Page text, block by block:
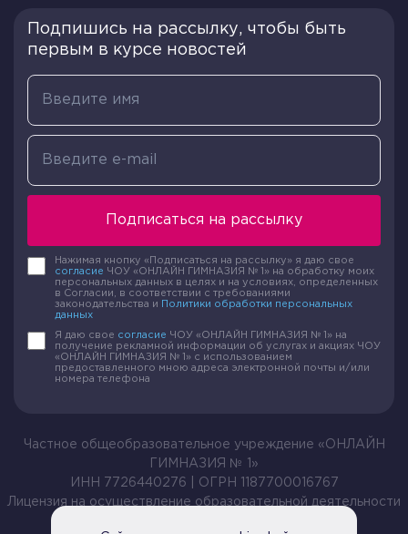
Подпишись на рассылку, чтобы быть
первым в курсе новостей
Подписаться на рассылку
Нажимая кнопку «Подписаться на рассылку» я даю свое
согласие ЧОУ «ОНЛАЙН ГИМНАЗИЯ № 1» на обработку моих
персональных данных в целях и на условиях, определенных
в Согласии, в соответствии с требованиями
законодательства и
Политики обработки персональных
данных
Я даю свое согласие ЧОУ «ОНЛАЙН ГИМНАЗИЯ № 1» на
получение рекламной информации об услугах и акциях ЧОУ
«ОНЛАЙН ГИМНАЗИЯ № 1» с использованием
предоставленного мною адреса электронной почты и/или
номера телефона
Частное общеобразовательное учреждение «ОНЛАЙН
ГИМНАЗИЯ № 1»
ИНН 7726440276 | ОГРН 1187700016767
Лицензия на осуществление образовательной деятельности